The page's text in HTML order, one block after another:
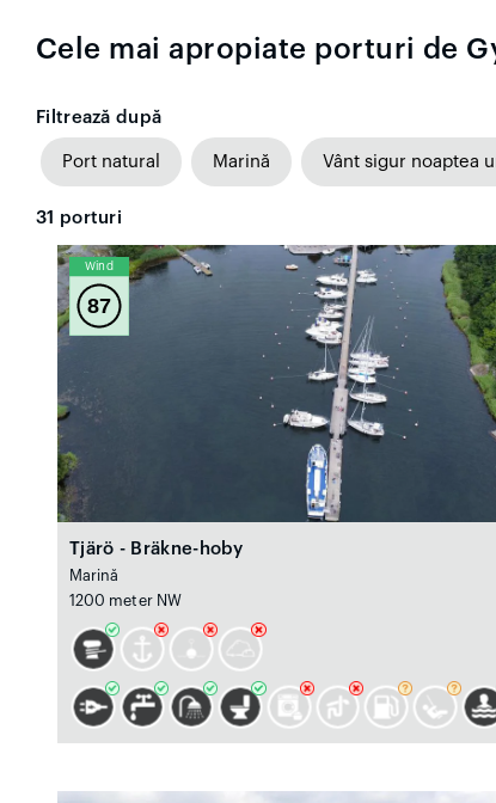
Cele mai apropiate porturi de
Filtrează după
Port natural Marină Vânt sigur noaptea
31 porturi
Wind
87
Tjärö - Bräkne-hoby
Marină
1200 meter NW